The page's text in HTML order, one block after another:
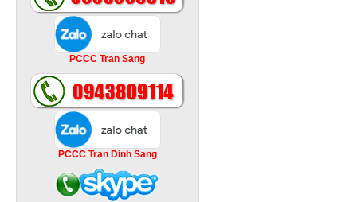
PCCC Tran Sang
PCCC Tran Dinh Sang